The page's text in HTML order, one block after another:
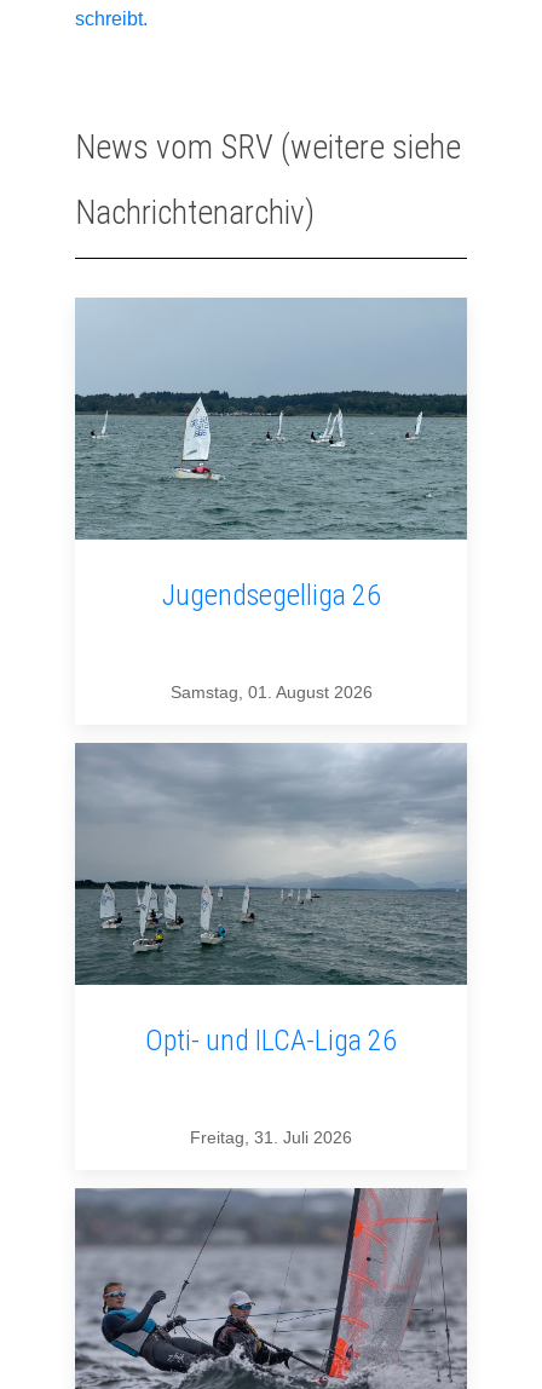
schreibt.
News vom SRV (weitere siehe
Nachrichtenarchiv)
Jugendsegelliga 26
Samstag, 01. August 2026
Opti- und ILCA-Liga 26
Freitag, 31. Juli 2026